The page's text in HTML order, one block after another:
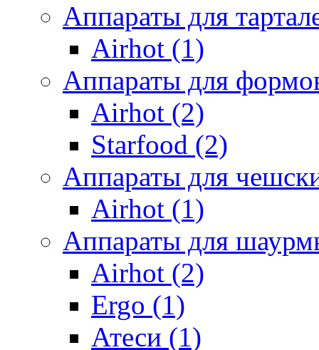
Аппараты для
Airhot (1)
Аппараты для
Airhot (2)
Starfood (2)
Аппараты для
Airhot (1)
Аппараты для
Airhot (2)
Ergo (1)
Атеси (1)